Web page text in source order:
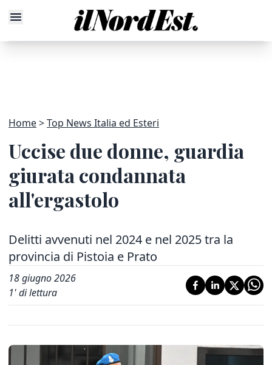
Home Top News Italia ed Esteri
Uccise due donne, guardia
giurata condannata
all'ergastolo
Delitti avvenuti nel 2024 e nel 2025 tra la
provincia di Pistoia e Prato
18 giugno 2026
1' di lettura